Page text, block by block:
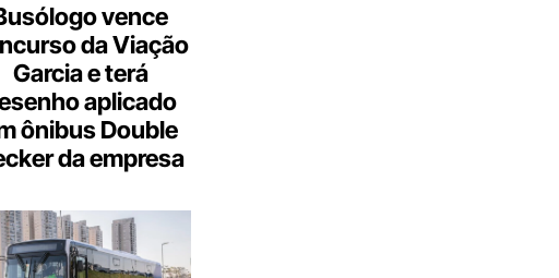
vence
da Viação
Garcia e terá
aplicado
ônibus Double
da empresa